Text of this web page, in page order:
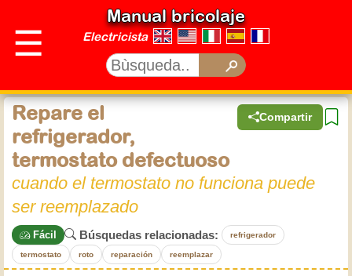
☰
Manual bricolaje
Electricista
Compartir
Repare el
refrigerador,
termostato defectuoso
cuando el termostato no funciona puede
ser reemplazado
Fácil Búsquedas relacionadas: refrigerador
termostato roto reparación reemplazar